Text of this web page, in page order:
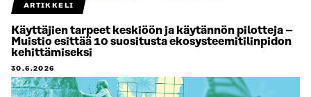
ARTIKKELI
Käyttäjien tarpeet keskiöön ja käytännön pilotteja –
Muistio esittää 10 suositusta ekosysteemitilinpidon
kehittämiseksi
30.6.2026